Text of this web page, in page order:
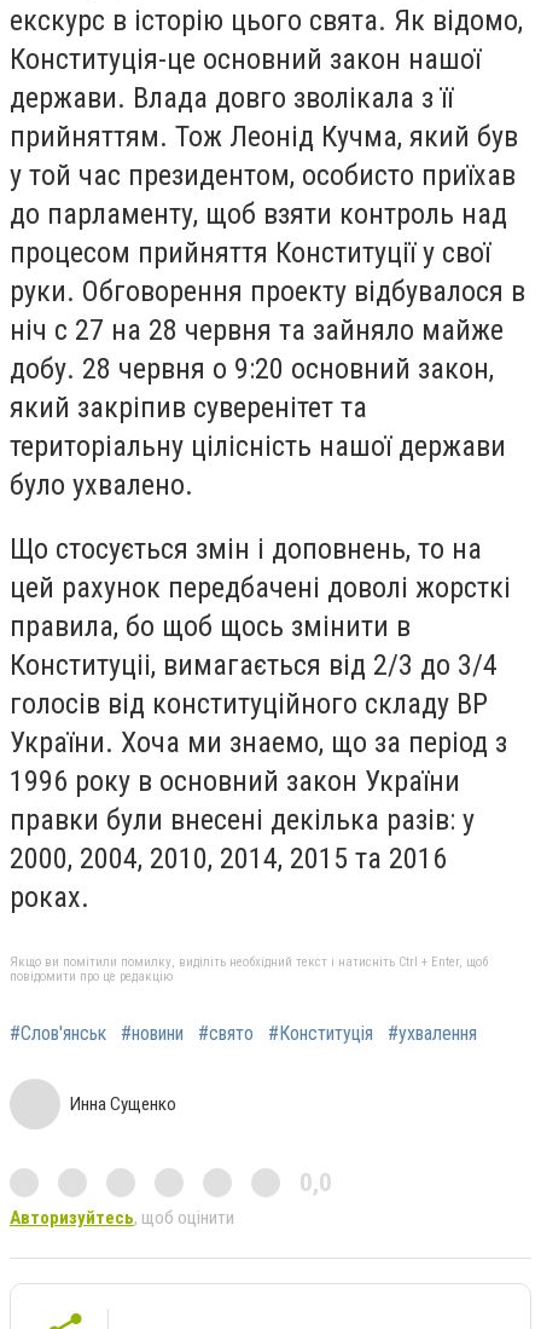
екскурс в історію цього свята. Як відомо,
Конституція-це основний закон нашої
держави. Влада довго зволікала з її
прийняттям. Тож Леонід Кучма, який був
у той час президентом, особисто приїхав
до парламенту, щоб взяти контроль над
процесом прийняття Конституції у свої
руки. Обговорення проекту відбувалося в
ніч с 27 на 28 червня та зайняло майже
добу. 28 червня о 9:20 основний закон,
який закріпив суверенітет та
територіальну цілісність нашої держави
було ухвалено.
Що стосується змін і доповнень, то на
цей рахунок передбачені доволі жорсткі
правила, бо щоб щось змінити в
Конституціі, вимагається від 2/3 до 3/4
голосів від конституційного складу ВР
України. Хоча ми знаемо, що за період з
1996 року в основний закон України
правки були внесені декілька разів: у
2000, 2004, 2010, 2014, 2015 та 2016
роках.
Якщо ви помітили помилку, виділіть необхідний текст і натисніть Ctrl + Enter, щоб
повідомити про це редакцію
#Слов'янськ #новини #свято #Конституція #ухвалення
Инна Сущенко
0,0
Авторизуйтесь, щоб оцінити